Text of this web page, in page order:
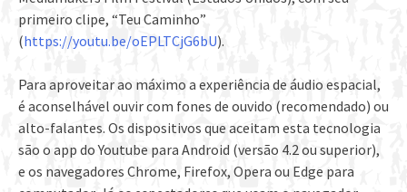
primeiro clipe, “Teu Caminho”
(https://youtu.be/oEPLTCjG6bU).
Para aproveitar ao máximo a experiência de áudio espacial,
é aconselhável ouvir com fones de ouvido (recomendado) ou
alto-falantes. Os dispositivos que aceitam esta tecnologia
são o app do Youtube para Android (versão 4.2 ou superior),
e os navegadores Chrome, Firefox, Opera ou Edge para